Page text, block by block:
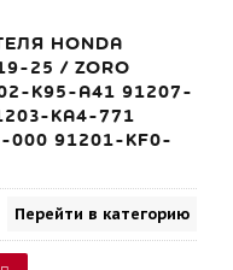
HONDA
25 / ZORO
K95-A41 91207-
KA4-771
000 91201-KF0-
Перейти в категорию